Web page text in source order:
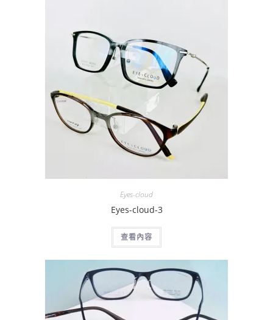
Eyes-cloud
Eyes-cloud-3
查看內容